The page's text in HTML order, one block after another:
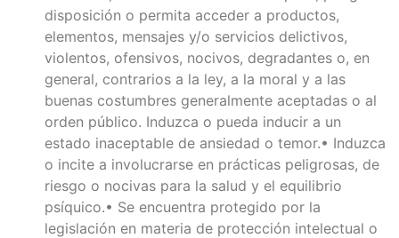
disposición o permita acceder a productos,
elementos, mensajes y/o servicios delictivos,
violentos, ofensivos, nocivos, degradantes o, en
general, contrarios a la ley, a la moral y a las
buenas costumbres generalmente aceptadas o al
orden público. Induzca o pueda inducir a un
estado inaceptable de ansiedad o temor.• Induzca
o incite a involucrarse en prácticas peligrosas, de
riesgo o nocivas para la salud y el equilibrio
psíquico.• Se encuentra protegido por la
legislación en materia de protección intelectual o